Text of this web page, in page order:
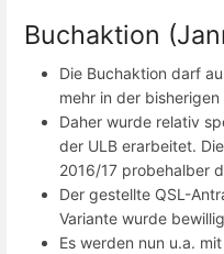
Buchaktion
Die Buchaktion darf
mehr in der
Daher wurde relativ
der ULB erarbeitet.
2016/17 probehalber
Der gestellte QSL-
Variante wurde
Es werden nun u.a.